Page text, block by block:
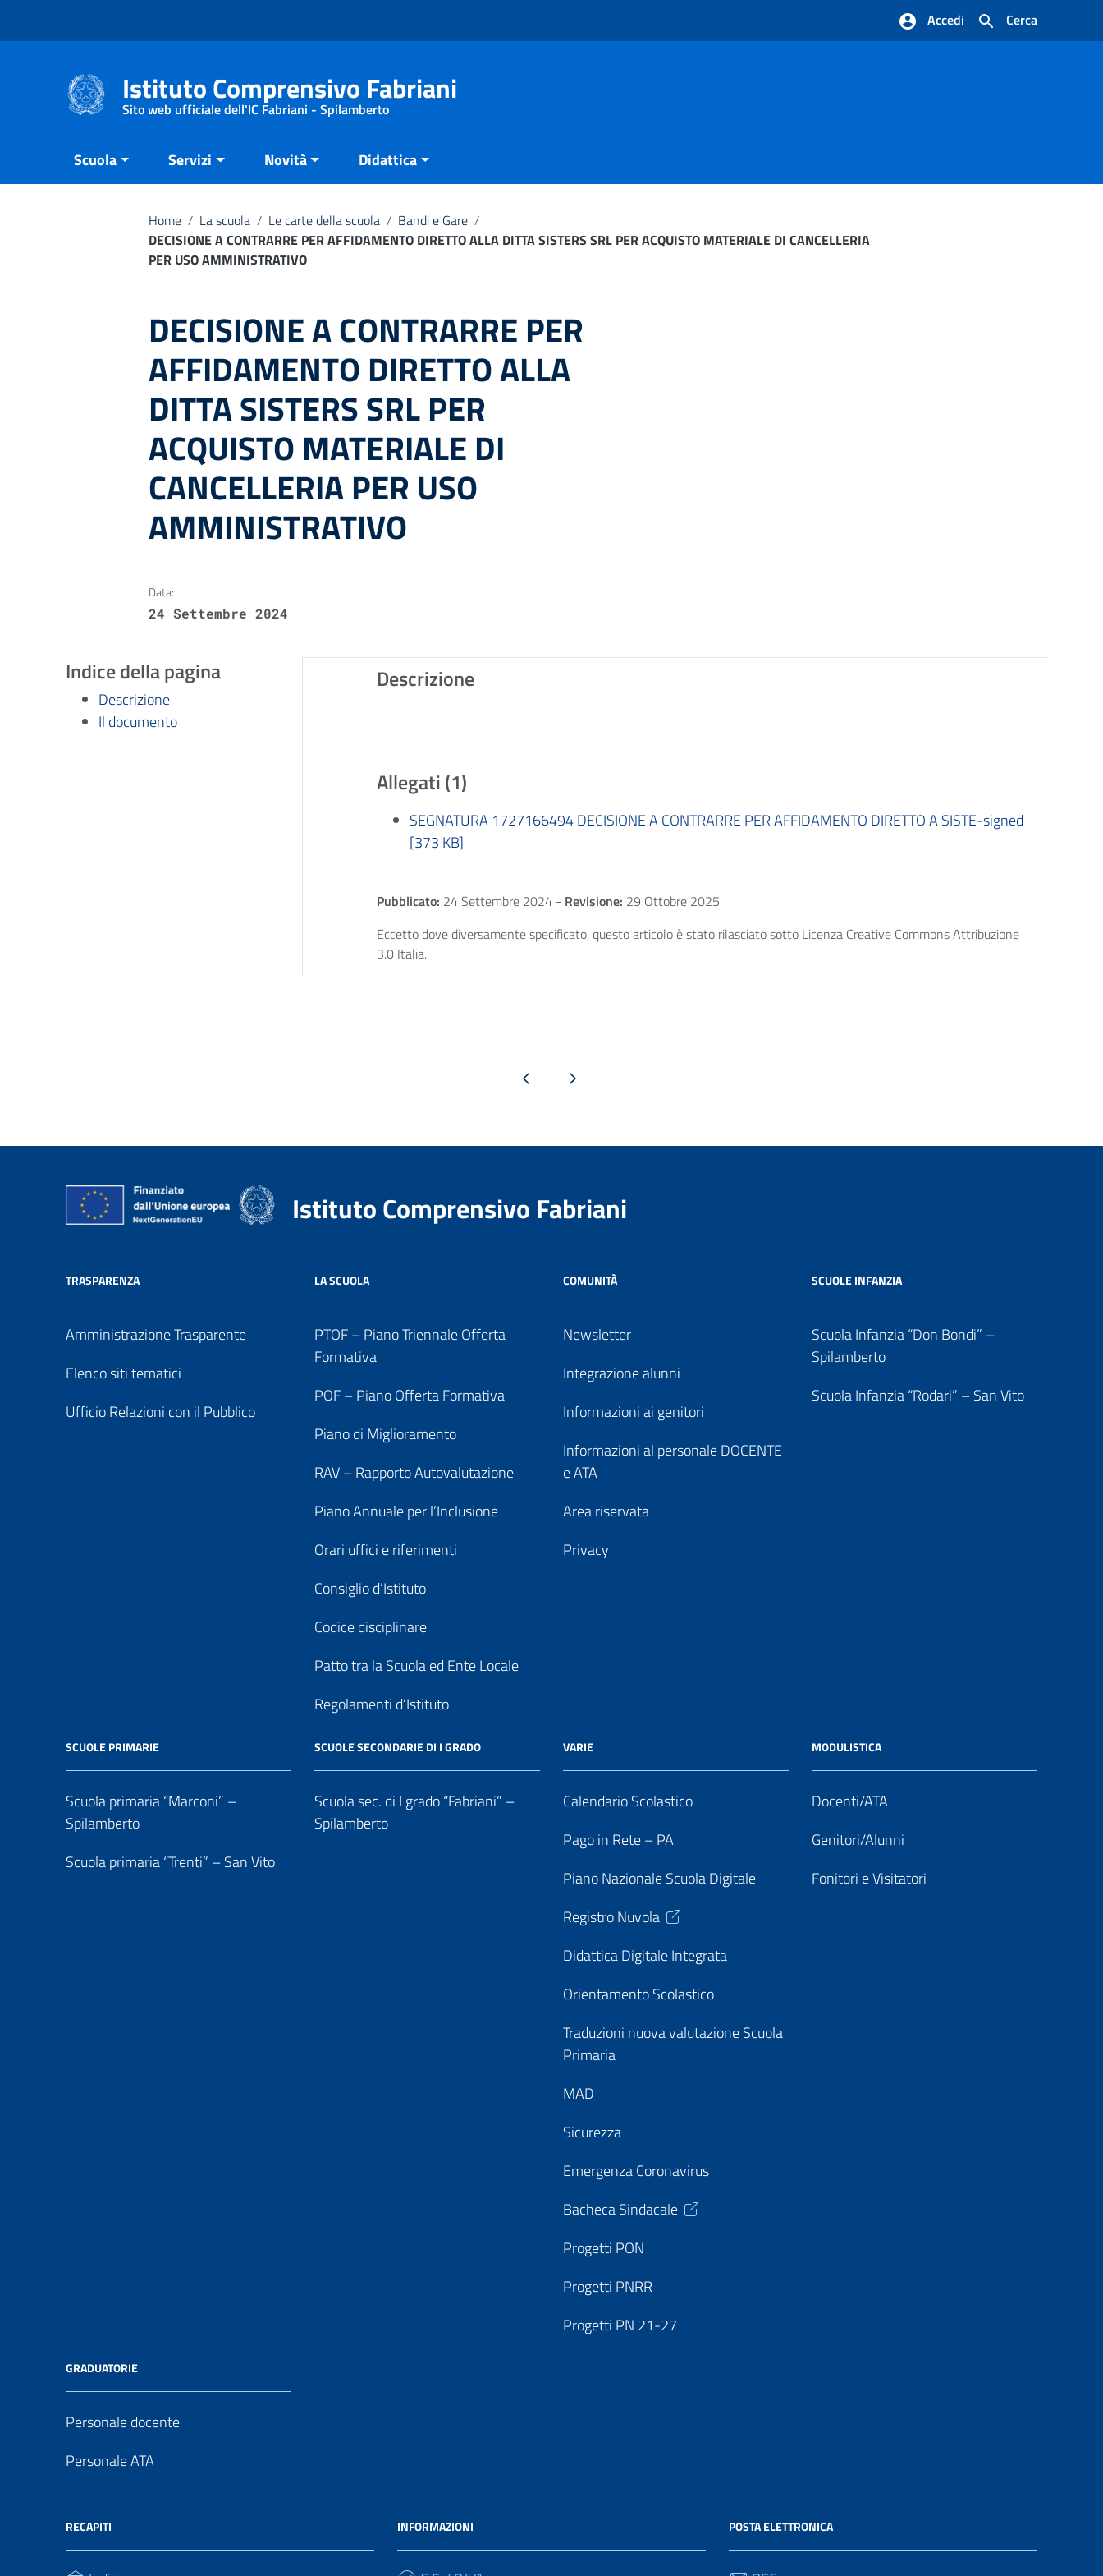
Cerca
Accedi
Istituto Comprensivo Fabriani
Sito web ufficiale dell'IC Fabriani - Spilamberto
Scuola Servizi Novità Didattica
Home / La scuola / Le carte della scuola / Bandi e Gare /
DECISIONE A CONTRARRE PER AFFIDAMENTO DIRETTO ALLA DITTA SISTERS SRL PER ACQUISTO MATERIALE DI CANCELLERIA
PER USO AMMINISTRATIVO
DECISIONE A CONTRARRE PER
AFFIDAMENTO DIRETTO ALLA
DITTA SISTERS SRL PER
ACQUISTO MATERIALE DI
CANCELLERIA PER USO
AMMINISTRATIVO
Data:
24 Settembre 2024
Indice della pagina
Descrizione
Il documento
Descrizione
Allegati (1)
SEGNATURA 1727166494 DECISIONE A CONTRARRE PER AFFIDAMENTO DIRETTO A SISTE-signed
[373 KB]
Pubblicato: 24 Settembre 2024 - Revisione: 29 Ottobre 2025
Eccetto dove diversamente specificato, questo articolo è stato rilasciato sotto Licenza Creative Commons Attribuzione
3.0 Italia.
Pagina precedentePagina successiva
Istituto Comprensivo Fabriani
TRASPARENZA
Amministrazione Trasparente
Elenco siti tematici
Ufficio Relazioni con il Pubblico
LA SCUOLA
PTOF – Piano Triennale Offerta
Formativa
POF – Piano Offerta Formativa
Piano di Miglioramento
RAV – Rapporto Autovalutazione
Piano Annuale per l’Inclusione
Orari uffici e riferimenti
Consiglio d’Istituto
Codice disciplinare
Patto tra la Scuola ed Ente Locale
Regolamenti d’Istituto
COMUNITÀ
Newsletter
Integrazione alunni
Informazioni ai genitori
Informazioni al personale DOCENTE
e ATA
Area riservata
Privacy
SCUOLE INFANZIA
Scuola Infanzia “Don Bondi” –
Spilamberto
Scuola Infanzia “Rodari” – San Vito
SCUOLE PRIMARIE
Scuola primaria “Marconi” –
Spilamberto
Scuola primaria “Trenti” – San Vito
SCUOLE SECONDARIE DI I GRADO
Scuola sec. di I grado “Fabriani” –
Spilamberto
VARIE
Calendario Scolastico
Pago in Rete – PA
Piano Nazionale Scuola Digitale
Registro Nuvola
Didattica Digitale Integrata
Orientamento Scolastico
Traduzioni nuova valutazione Scuola
Primaria
MAD
Sicurezza
Emergenza Coronavirus
Bacheca Sindacale
Progetti PON
Progetti PNRR
Progetti PN 21-27
MODULISTICA
Docenti/ATA
Genitori/Alunni
Fonitori e Visitatori
GRADUATORIE
Personale docente
Personale ATA
RECAPITI INFORMAZIONI POSTA ELETTRONICA